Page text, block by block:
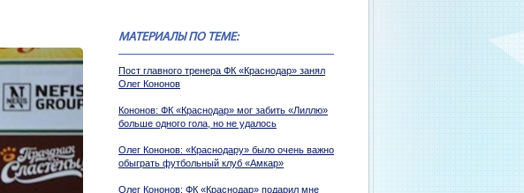
МАТЕРИАЛЫ ПО ТЕМЕ:
Пост главного тренера ФК «Краснодар» занял
Олег Кононов
Кононов: ФК «Краснодар» мог забить «Лиллю»
больше одного гола, но не удалось
Олег Кононов: «Краснодару» было очень важно
обыграть футбольный клуб «Амкар»
Олег Кононов: ФК «Краснодар» подарил мне